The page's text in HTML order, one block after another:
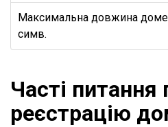
Максимальна довжина
симв.
Часті питання
реєстрацію